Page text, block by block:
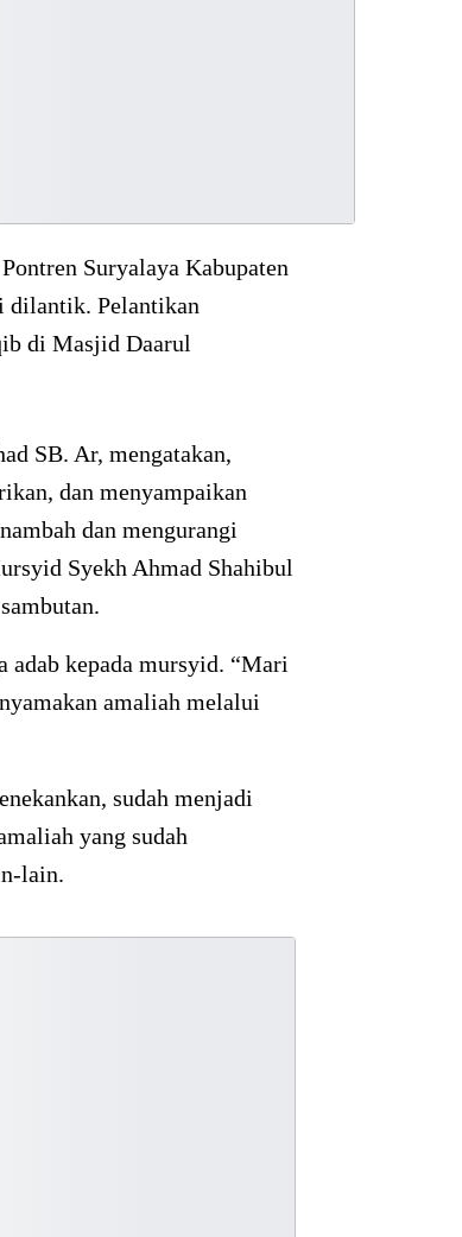
Suryalaya Kabupaten
dilantik. Pelantikan
di Masjid Daarul
SB. Ar, mengatakan,
dan menyampaikan
dan mengurangi
Syekh Ahmad Shahibul
adab kepada mursyid. “Mari
amaliah melalui
sudah menjadi
yang sudah
lain.